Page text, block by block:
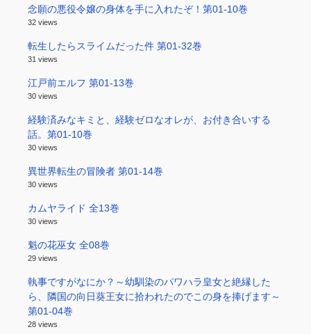
念願の悪役令嬢の身体を手に入れたぞ！第01-10巻
32 views
転生したらスライムだった件 第01-32巻
31 views
江戸前エルフ 第01-13巻
30 views
経験済みなキミと、経験ゼロなオレが、お付き合いする
話。第01-10巻
30 views
異世界転生の冒険者 第01-14巻
30 views
カムヤライド 全13巻
30 views
魁の花巫女 全08巻
29 views
執事ですがなにか？～幼馴染のパワハラ皇女と絶縁した
ら、隣国の向日葵王女に拾われたのでこの身を捧げます～
第01-04巻
28 views